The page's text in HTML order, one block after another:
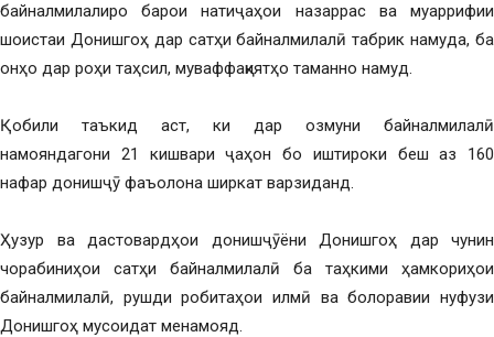
байналмилалиро барои натиҷаҳои назаррас ва муаррифии
шоистаи Донишгоҳ дар сатҳи байналмилалӣ табрик намуда, ба
онҳо дар роҳи таҳсил, муваффақиятҳо таманно намуд.
Қобили таъкид аст, ки дар озмуни байналмилалӣ
намояндагони 21 кишвари ҷаҳон бо иштироки беш аз 160
нафар донишҷӯ фаъолона ширкат варзиданд.
Ҳузур ва дастовардҳои донишҷӯёни Донишгоҳ дар чунин
чорабиниҳои сатҳи байналмилалӣ ба таҳкими ҳамкориҳои
байналмилалӣ, рушди робитаҳои илмӣ ва болоравии нуфузи
Донишгоҳ мусоидат менамояд.